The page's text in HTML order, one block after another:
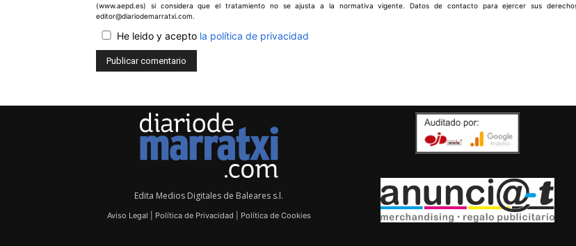
(www.aepd.es) si considera que el tratamiento no se ajusta a la normativa vigente. Datos de contacto para ejercer sus
editor@diariodemarratxi.com.
He leido y acepto la política de privacidad
Edita Medios Digitales de Baleares s.l.
Aviso Legal Política de Privacidad Política de Cookies